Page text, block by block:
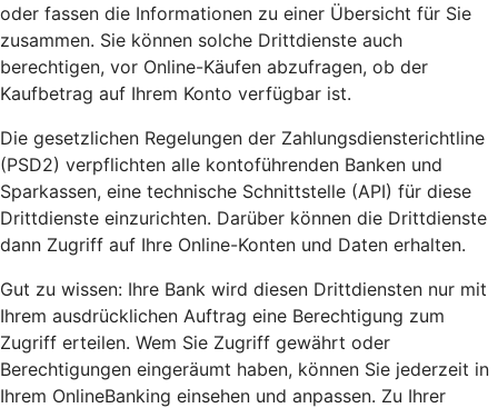
oder fassen die Informationen zu einer Übersicht für Sie
zusammen. Sie können solche Drittdienste auch
berechtigen, vor Online-Käufen abzufragen, ob der
Kaufbetrag auf Ihrem Konto verfügbar ist.
Die gesetzlichen Regelungen der Zahlungsdiensterichtline
(PSD2) verpflichten alle kontoführenden Banken und
Sparkassen, eine technische Schnittstelle (API) für diese
Drittdienste einzurichten. Darüber können die Drittdienste
dann Zugriff auf Ihre Online-Konten und Daten erhalten.
Gut zu wissen: Ihre Bank wird diesen Drittdiensten nur mit
Ihrem ausdrücklichen Auftrag eine Berechtigung zum
Zugriff erteilen. Wem Sie Zugriff gewährt oder
Berechtigungen eingeräumt haben, können Sie jederzeit in
Ihrem OnlineBanking einsehen und anpassen. Zu Ihrer